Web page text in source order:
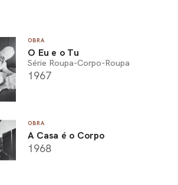
OBRA
O Eu e o Tu
Série Roupa-Corpo-Roupa
1967
OBRA
A Casa é o Corpo
1968